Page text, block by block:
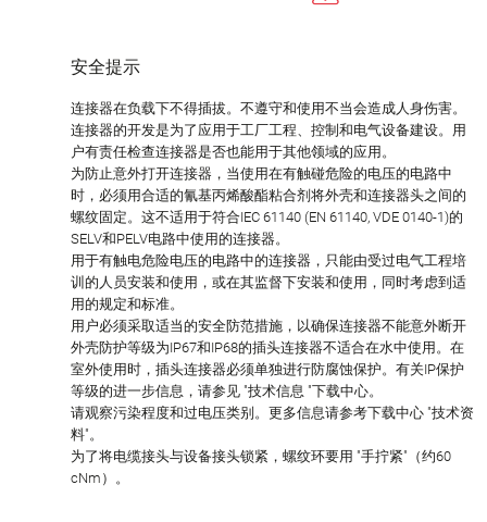
安全提示
连接器在负载下不得插拔。不遵守和使用不当会造成人身伤害。
连接器的开发是为了应用于工厂工程、控制和电气设备建设。用
户有责任检查连接器是否也能用于其他领域的应用。
为防止意外打开连接器，当使用在有触碰危险的电压的电路中
时，必须用合适的氰基丙烯酸酯粘合剂将外壳和连接器头之间的
螺纹固定。这不适用于符合IEC 61140 (EN 61140, VDE 0140-1)的
SELV和PELV电路中使用的连接器。
用于有触电危险电压的电路中的连接器，只能由受过电气工程培
训的人员安装和使用，或在其监督下安装和使用，同时考虑到适
用的规定和标准。
用户必须采取适当的安全防范措施，以确保连接器不能意外断开
外壳防护等级为IP67和IP68的插头连接器不适合在水中使用。在
室外使用时，插头连接器必须单独进行防腐蚀保护。有关IP保护
等级的进一步信息，请参见 "技术信息 "下载中心。
请观察污染程度和过电压类别。更多信息请参考下载中心 "技术资
料"。
为了将电缆接头与设备接头锁紧，螺纹环要用 "手拧紧"（约60
cNm）。